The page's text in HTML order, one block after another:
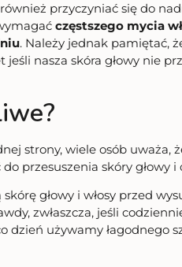
przyczyniać się do
częstszego mycia
. Należy jednak pamiętać,
nasza skóra głowy nie
strony, wiele osób uważa,
przesuszenia skóry głowy i
głowy i włosy przed
zwłaszcza, jeśli
używamy łagodnego